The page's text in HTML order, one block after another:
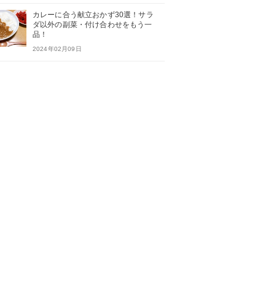
カレーに合う献立おかず30選！サラ
ダ以外の副菜・付け合わせをもう一
品！
2024年02月09日